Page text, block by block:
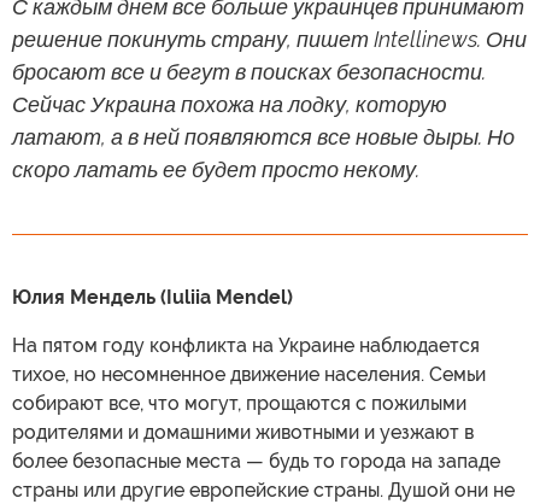
С каждым днем все больше украинцев принимают
решение покинуть страну, пишет Intellinews. Они
бросают все и бегут в поисках безопасности.
Сейчас Украина похожа на лодку, которую
латают, а в ней появляются все новые дыры. Но
скоро латать ее будет просто некому.
Юлия Мендель (Iuliia Mendel)
На пятом году конфликта на Украине наблюдается
тихое, но несомненное движение населения. Семьи
собирают все, что могут, прощаются с пожилыми
родителями и домашними животными и уезжают в
более безопасные места — будь то города на западе
страны или другие европейские страны. Душой они не